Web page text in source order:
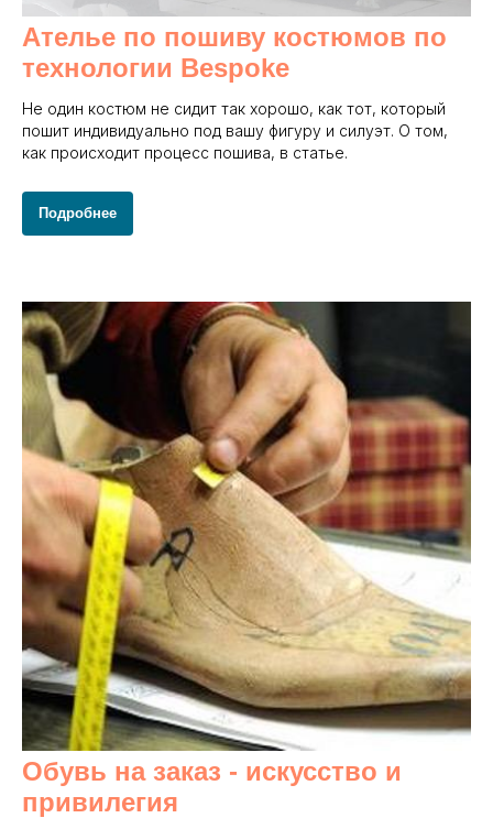
Ателье по пошиву костюмов по
технологии Bespoke
Не один костюм не сидит так хорошо, как тот, который
пошит индивидуально под вашу фигуру и силуэт. О том,
как происходит процесс пошива, в статье.
Подробнее
Обувь на заказ - искусство и
привилегия